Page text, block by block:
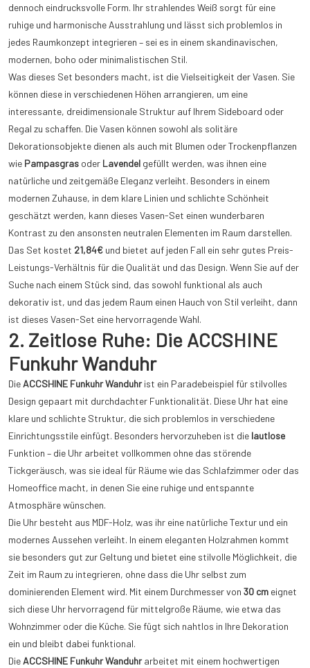
dennoch eindrucksvolle Form. Ihr strahlendes Weiß sorgt für eine
ruhige und harmonische Ausstrahlung und lässt sich problemlos in
jedes Raumkonzept integrieren – sei es in einem skandinavischen,
modernen, boho oder minimalistischen Stil.
Was dieses Set besonders macht, ist die Vielseitigkeit der Vasen. Sie
können diese in verschiedenen Höhen arrangieren, um eine
interessante, dreidimensionale Struktur auf Ihrem Sideboard oder
Regal zu schaffen. Die Vasen können sowohl als solitäre
Dekorationsobjekte dienen als auch mit Blumen oder Trockenpflanzen
wie Pampasgras oder Lavendel gefüllt werden, was ihnen eine
natürliche und zeitgemäße Eleganz verleiht. Besonders in einem
modernen Zuhause, in dem klare Linien und schlichte Schönheit
geschätzt werden, kann dieses Vasen-Set einen wunderbaren
Kontrast zu den ansonsten neutralen Elementen im Raum darstellen.
Das Set kostet 21,84€ und bietet auf jeden Fall ein sehr gutes Preis-
Leistungs-Verhältnis für die Qualität und das Design. Wenn Sie auf der
Suche nach einem Stück sind, das sowohl funktional als auch
dekorativ ist, und das jedem Raum einen Hauch von Stil verleiht, dann
ist dieses Vasen-Set eine hervorragende Wahl.
2. Zeitlose Ruhe: Die ACCSHINE
Funkuhr Wanduhr
DieACCSHINE Funkuhr Wanduhrist ein Paradebeispiel für stilvolles
Design gepaart mit durchdachter Funktionalität. Diese Uhr hat eine
klare und schlichte Struktur, die sich problemlos in verschiedene
Einrichtungsstile einfügt. Besonders hervorzuheben ist die lautlose
Funktion – die Uhr arbeitet vollkommen ohne das störende
Tickgeräusch, was sie ideal für Räume wie das Schlafzimmer oder das
Homeoffice macht, in denen Sie eine ruhige und entspannte
Atmosphäre wünschen.
Die Uhr besteht aus MDF-Holz, was ihr eine natürliche Textur und ein
modernes Aussehen verleiht. In einem eleganten Holzrahmen kommt
sie besonders gut zur Geltung und bietet eine stilvolle Möglichkeit, die
Zeit im Raum zu integrieren, ohne dass die Uhr selbst zum
dominierenden Element wird. Mit einem Durchmesser von 30 cm eignet
sich diese Uhr hervorragend für mittelgroße Räume, wie etwa das
Wohnzimmer oder die Küche. Sie fügt sich nahtlos in Ihre Dekoration
ein und bleibt dabei funktional.
DieACCSHINE Funkuhr Wanduhrarbeitet mit einem hochwertigen